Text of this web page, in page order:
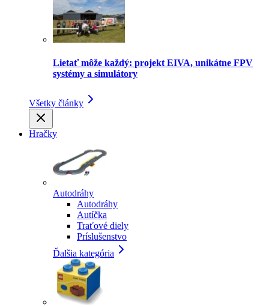
Lietať môže každý: projekt EIVA, unikátne FPV
systémy a simulátory
Všetky články
Hračky
Autodráhy
Autodráhy
Autíčka
Traťové diely
Príslušenstvo
Ďalšia kategória